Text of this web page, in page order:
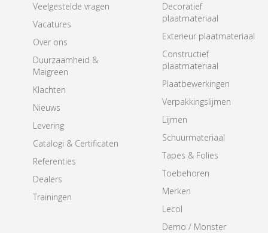
Veelgestelde vragen
Vacatures
Over ons
Duurzaamheid &
Maigreen
Klachten
Nieuws
Levering
Catalogi & Certificaten
Referenties
Dealers
Trainingen
Decoratief
plaatmateriaal
Exterieur plaatmateriaal
Constructief
plaatmateriaal
Plaatbewerkingen
Verpakkingslijmen
Lijmen
Schuurmateriaal
Tapes & Folies
Toebehoren
Merken
Lecol
Demo / Monster